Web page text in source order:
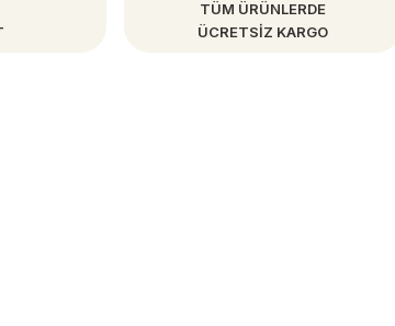
TÜM ÜRÜNLERDE
ÜCRETSİZ KARGO